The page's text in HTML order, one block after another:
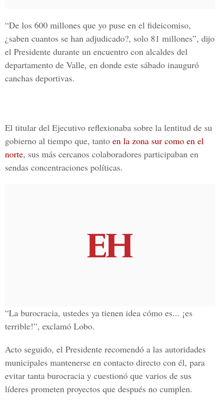
“De los 600 millones que yo puse en el fideicomiso,
¿saben cuantos se han adjudicado?, solo 81 millones”, dijo
el Presidente durante un encuentro con alcaldes del
departamento de Valle, en donde este sábado inauguró
canchas deportivas.
El titular del Ejecutivo reflexionaba sobre la lentitud de su
gobierno al tiempo que, tanto en la zona sur como en el
norte, sus más cercanos colaboradores participaban en
sendas concentraciones políticas.
“La burocracia, ustedes ya tienen idea cómo es... ¡es
terrible!”, exclamó Lobo.
Acto seguido, el Presidente recomendó a las autoridades
municipales mantenerse en contacto directo con él, para
evitar tanta burocracia y cuestionó que varios de sus
líderes prometen proyectos que después no cumplen.